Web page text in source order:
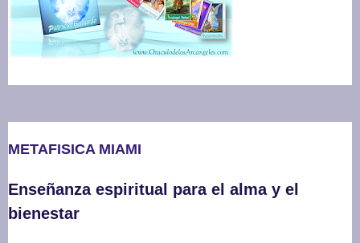
METAFISICA MIAMI
Enseñanza espiritual para el alma y el
bienestar